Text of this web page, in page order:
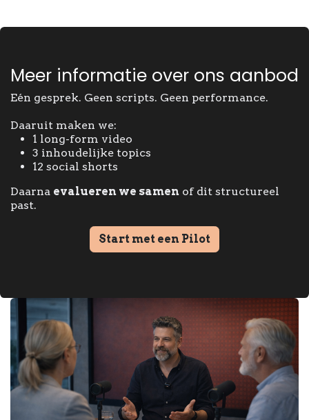
Meer informatie over ons aanbod
Eén gesprek. Geen scripts. Geen performance.
Daaruit maken we:
1 long-form video
3 inhoudelijke topics
12 social shorts
Daarna evalueren we samen of dit structureel
past.
Start met een Pilot